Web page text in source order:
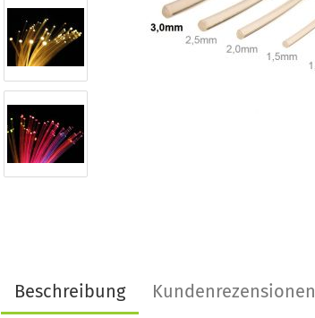
Beschreibung Kundenrezensionen